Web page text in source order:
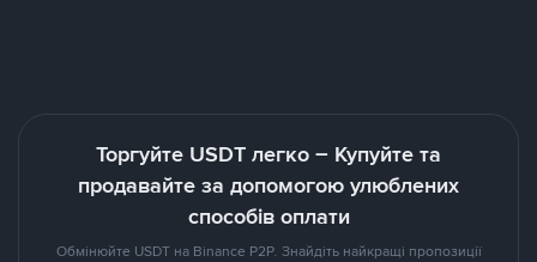
Торгуйте USDT легко – Купуйте та
продавайте за допомогою улюблених
способів оплати
Обмінюйте USDT на Binance P2P. Знайдіть найкращі пропозиції